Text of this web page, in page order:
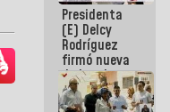
Presidenta
(E) Delcy
Rodríguez
firmó nueva
de Ley de
Arrendamiento
aprobada